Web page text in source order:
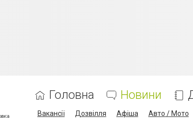
Головна Новини
Вакансії Дозвілля Афіша Авто / Мото